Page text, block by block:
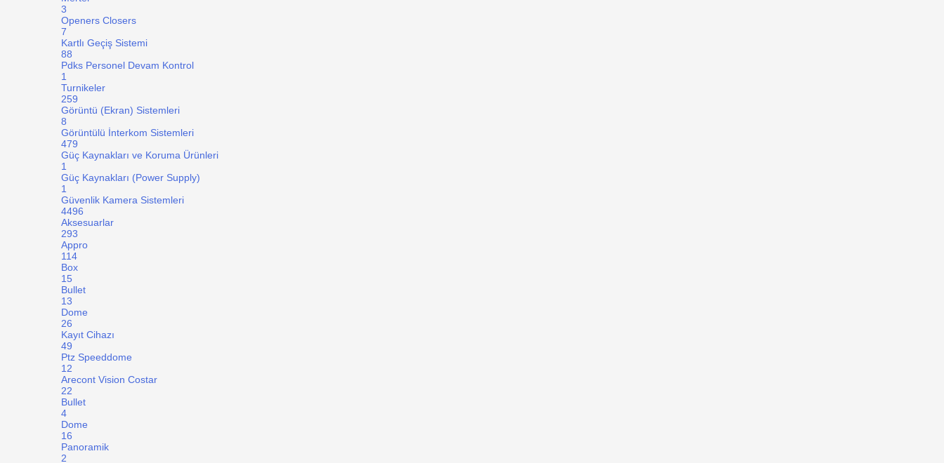
3
Openers Closers
7
Kartlı Geçiş Sistemi
88
Pdks Personel Devam Kontrol
1
Turnikeler
259
Görüntü (Ekran) Sistemleri
8
Görüntülü İnterkom Sistemleri
479
Güç Kaynakları ve Koruma Ürünleri
1
Güç Kaynakları (Power Supply)
1
Güvenlik Kamera Sistemleri
4496
Aksesuarlar
293
Appro
114
Box
15
Bullet
13
Dome
26
Kayıt Cihazı
49
Ptz Speeddome
12
Arecont Vision Costar
22
Bullet
4
Dome
16
Panoramik
2